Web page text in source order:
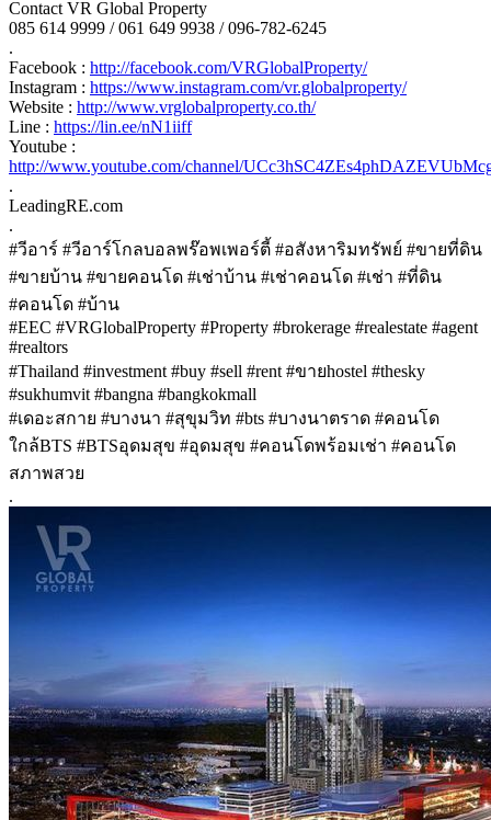
Contact VR Global Property
085 614 9999 / 061 649 9938 / 096-782-6245
.
Facebook : http://facebook.com/VRGlobalProperty/
Instagram : https://www.instagram.com/vr.globalproperty/
Website : http://www.vrglobalproperty.co.th/
Line : https://lin.ee/nN1iiff
Youtube :
http://www.youtube.com/channel/
.
LeadingRE.com
.
#วีอาร์ #วีอาร์โกลบอลพร๊อพเพอร์ตี้ #อสังหาริมทรัพย์ #ขายที่ดิน
#ขายบ้าน #ขายคอนโด #เช่าบ้าน #เช่าคอนโด #เช่า #ที่ดิน
#คอนโด #บ้าน
#EEC #VRGlobalProperty #Property #brokerage #realestate #agent
#realtors
#Thailand #investment #buy #sell #rent #ขายhostel #thesky
#sukhumvit #bangna #bangkokmall
#เดอะสกาย #บางนา #สุขุมวิท #bts #บางนาตราด #คอนโด
ใกล้BTS #BTSอุดมสุข #อุดมสุข #คอนโดพร้อมเช่า #คอนโด
สภาพสวย
.